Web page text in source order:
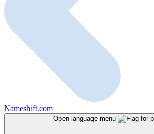
Nameshift.com
Open language menu